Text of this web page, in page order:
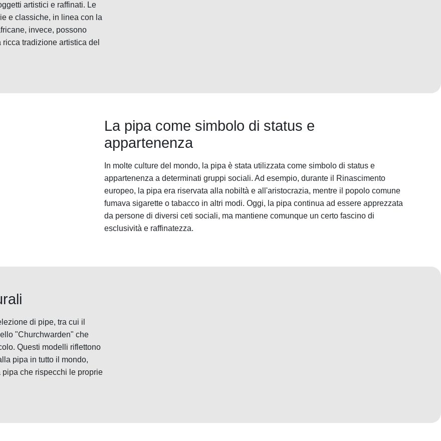
artistici e raffinati. Le
e classiche, in linea con la
invece, possono
tradizione artistica del
La pipa come simbolo di status e
appartenenza
In molte culture del mondo, la pipa è stata utilizzata come simbolo di status e
appartenenza a determinati gruppi sociali. Ad esempio, durante il Rinascimento
europeo, la pipa era riservata alla nobiltà e all'aristocrazia, mentre il popolo comune
fumava sigarette o tabacco in altri modi. Oggi, la pipa continua ad essere apprezzata
da persone di diversi ceti sociali, ma mantiene comunque un certo fascino di
esclusività e raffinatezza.
di pipe, tra cui il
"Churchwarden" che
Questi modelli riflettono
pipa in tutto il mondo,
che rispecchi le proprie